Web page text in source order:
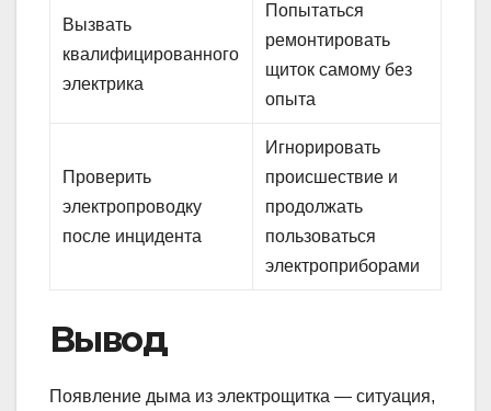
Вызвать
квалифицированного
электрика
Попытаться
ремонтировать
щиток самому без
опыта
Проверить
электропроводку
после инцидента
Игнорировать
происшествие и
продолжать
пользоваться
электроприборами
Вывод
Появление дыма из электрощитка — ситуация,